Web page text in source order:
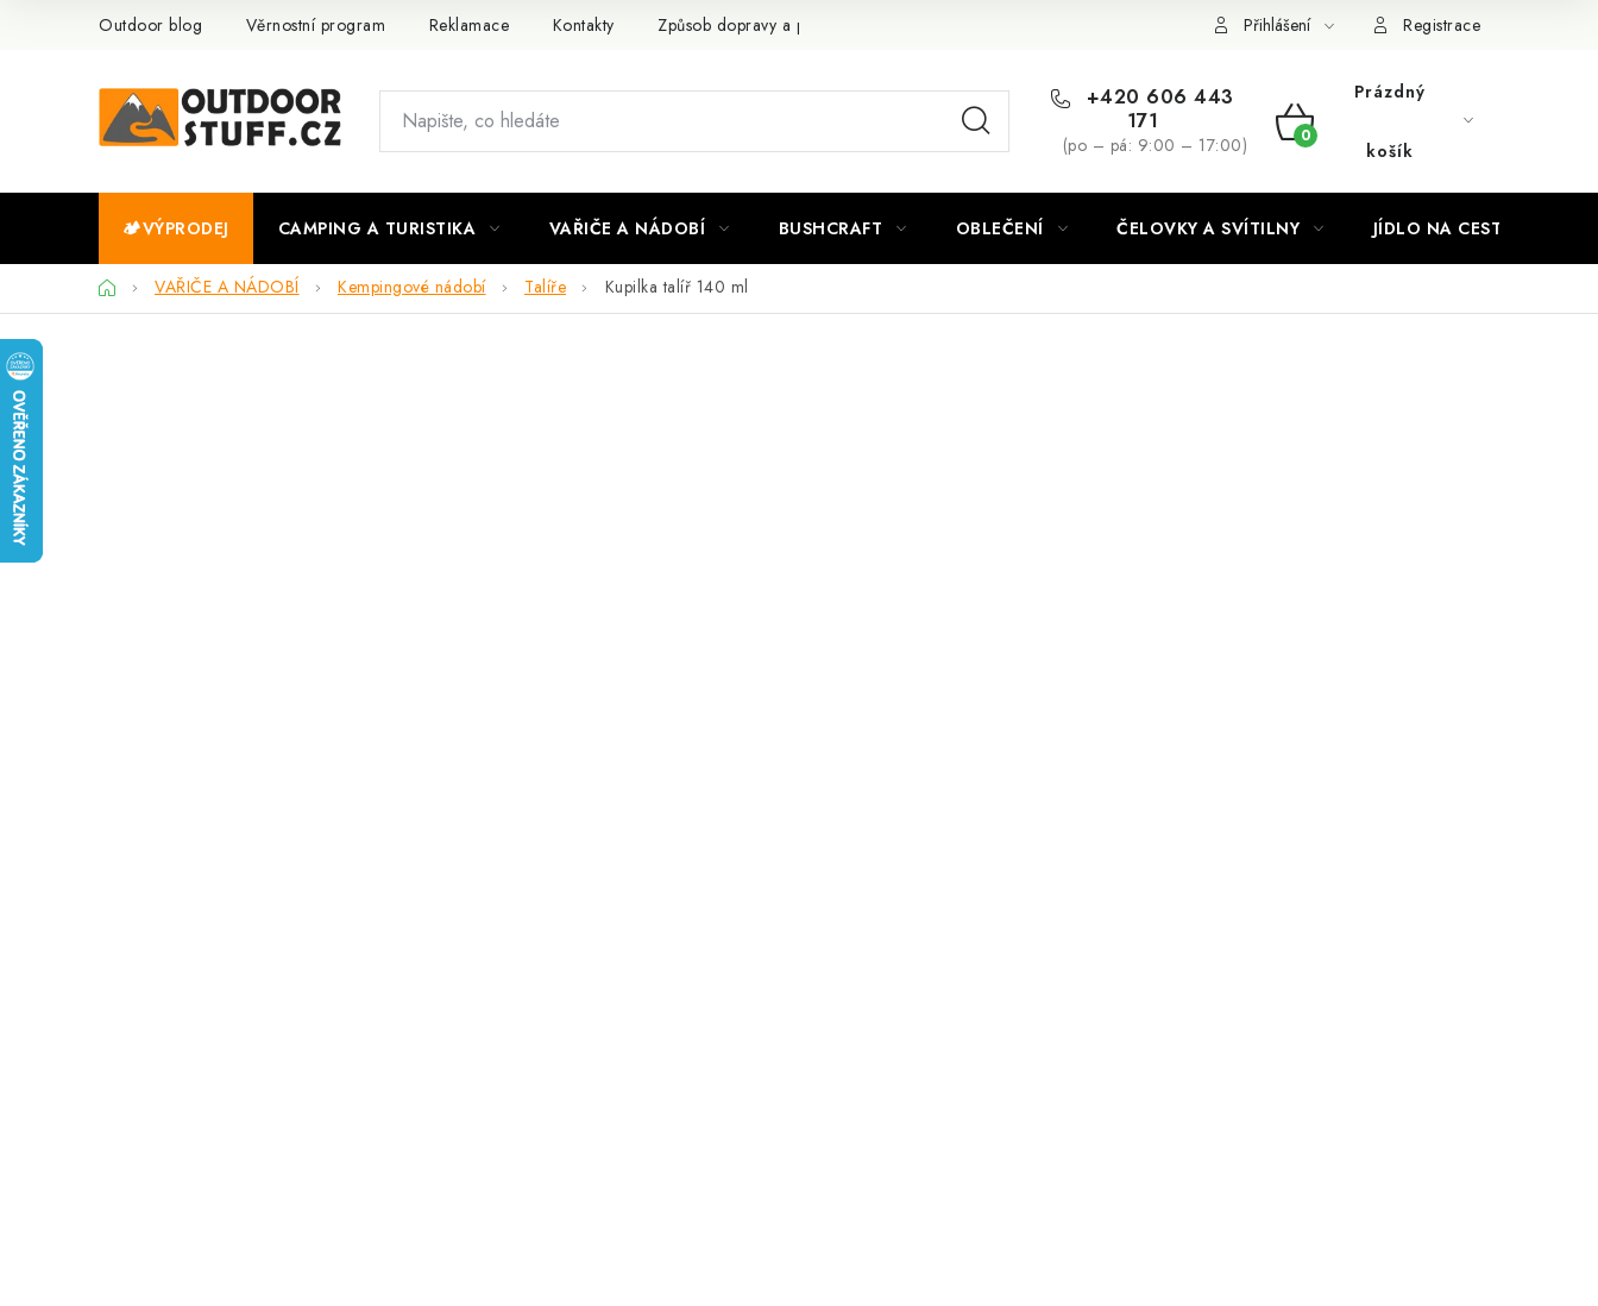
Outdoor blog Věrnostní program Reklamace Kontakty Způsob dopravy a platby Podmínky ochrany osobních údajů
Přihlášení Registrace
+420 606 443
171
(po – pá: 9:00 – 17:00)
NÁKUPNÍ
Prázdný
košík
🏕️VÝPRODEJ CAMPING A TURISTIKA VAŘIČE A NÁDOBÍ BUSHCRAFT OBLEČENÍ ČELOVKY A SVÍTILNY JÍDLO NA CESTY
DomůVAŘIČE A NÁDOBÍ Kempingové nádobí Talíře Kupilka talíř 140 ml